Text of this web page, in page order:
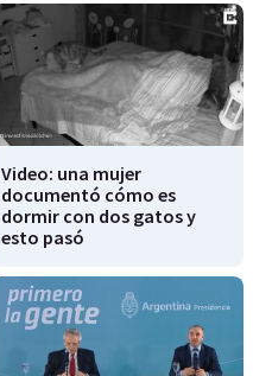
Video: una mujer
documentó cómo es
dormir con dos gatos y
esto pasó